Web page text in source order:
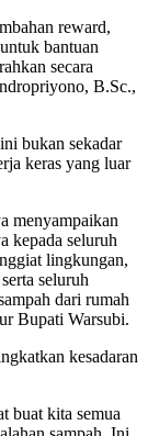
reward,
bantuan
secara
B.Sc.,
bukan sekadar
keras yang luar
menyampaikan
kepada seluruh
lingkungan,
seluruh
dari rumah
Bupati Warsubi.
kesadaran
buat kita semua